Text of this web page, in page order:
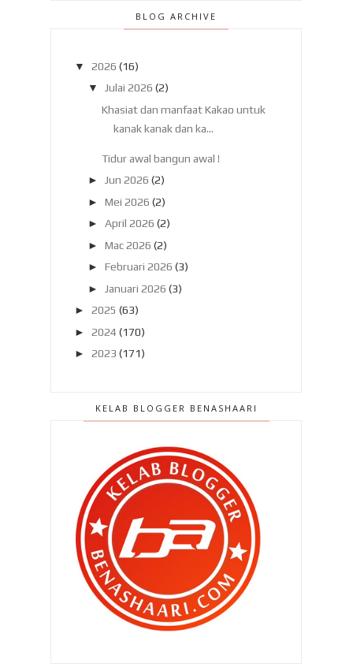
BLOG ARCHIVE
▼ 2026 (16)
▼
Julai 2026 (2)
Khasiat dan manfaat Kakao untuk
kanak kanak dan ka...
Tidur awal bangun awal !
► Jun 2026 (2)
► Mei 2026 (2)
► April 2026 (2)
► Mac 2026 (2)
► Februari 2026 (3)
►
Januari 2026 (3)
► 2025 (63)
► 2024 (170)
► 2023 (171)
►2020(329)
2018(420)
2017 (648)
►2016(788)
►2015
(1019)
► 2014 (1504)
►2013(2151)
►2012(2986)
2011(4966)
KELAB BLOGGER BENASHAARI